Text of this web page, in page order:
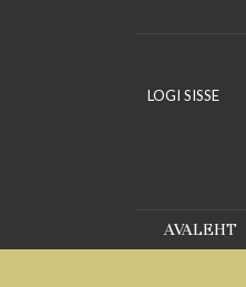
LOGI SISSE
AVALEHT